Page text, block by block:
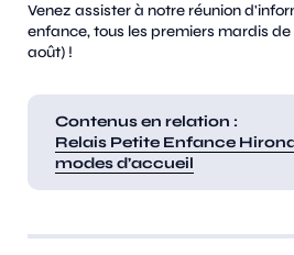
Venez assister à notre réunion
enfance, tous les premiers mardis
août) !
Contenus en relation :
Relais Petite Enfance
modes d’accueil